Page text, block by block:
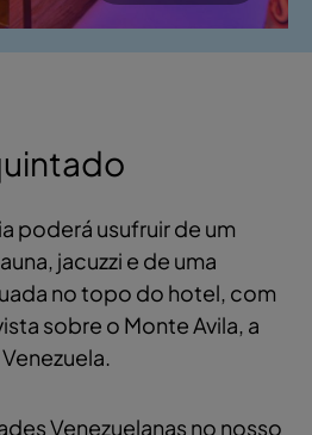
poderá usufruir de um
jacuzzi e de uma
no topo do hotel, com
sobre o Monte Avila, a
Venezuelanas no nosso